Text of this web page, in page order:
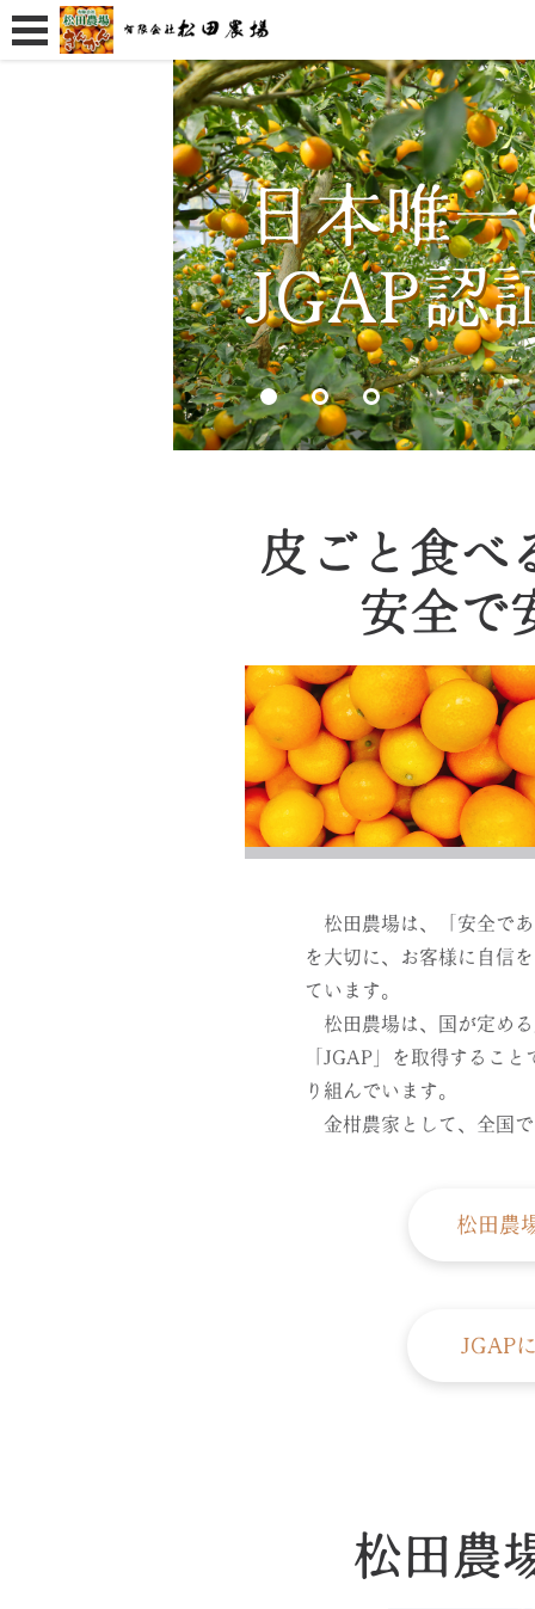
日本唯
JGAP認
皮ごと食べ
安全で
松田農場は、「安全で
を大切に、お客様に自信
ています。
松田農場は、国が定め
「JGAP」を取得するこ
り組んでいます。
金柑農家として、全国
松田農
JGAP
松田農